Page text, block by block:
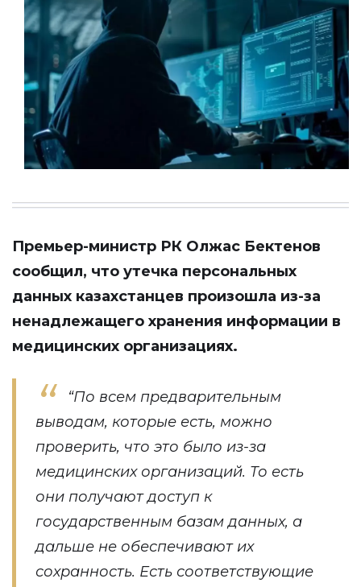
Премьер-министр РК Олжас Бектенов
сообщил, что утечка персональных
данных казахстанцев произошла из-за
ненадлежащего хранения информации в
медицинских организациях.
“По всем предварительным
выводам, которые есть, можно
проверить, что это было из-за
медицинских организаций. То есть
они получают доступ к
государственным базам данных, а
дальше не обеспечивают их
сохранность. Есть соответствующие